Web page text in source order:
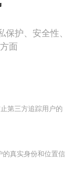
护、安全性、
面
第三方追踪用户的
的真实身份和位置信